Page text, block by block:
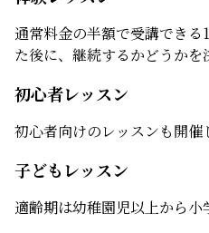
通常料金の半額で受講でき
た後に、継続するかどうかを
初心者レッスン
初心者向けのレッスンも開催
子どもレッスン
適齢期は幼稚園児以上から小